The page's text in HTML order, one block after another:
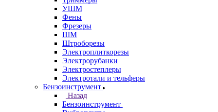
УШМ
Фены
Фрезеры
ШМ
Штроборезы
Электроплиткорезы
Электрорубанки
Электростеплеры
Электротали и тельферы
Бензоинструмент
Назад
Бензоинструмент